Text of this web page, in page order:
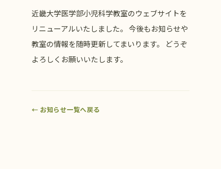
近畿大学医学部小児科学教室のウェブサイトを
リニューアルいたしました。 今後もお知らせや
教室の情報を随時更新してまいります。 どうぞ
よろしくお願いいたします。
← お知らせ一覧へ戻る